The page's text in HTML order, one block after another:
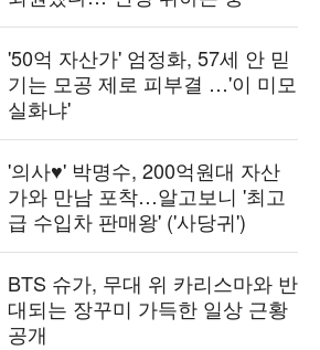
'50억 자산가' 엄정화, 57세 안 믿
기는 모공 제로 피부결 …'이 미모
실화냐'
'의사♥' 박명수, 200억원대 자산
가와 만남 포착…알고보니 '최고
급 수입차 판매왕' ('사당귀')
BTS 슈가, 무대 위 카리스마와 반
대되는 장꾸미 가득한 일상 근황
공개